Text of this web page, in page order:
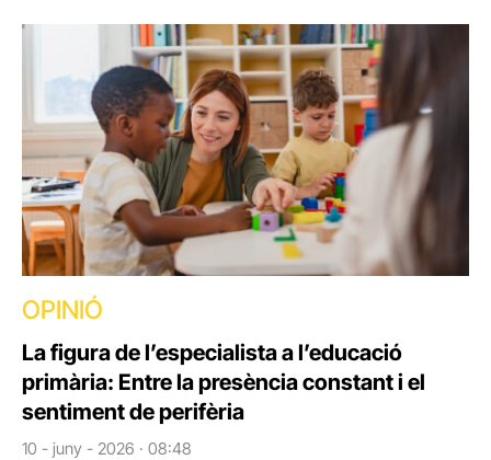
OPINIÓ
La figura de l’especialista a l’educació
primària: Entre la presència constant i el
sentiment de perifèria
10 - juny - 2026 · 08:48